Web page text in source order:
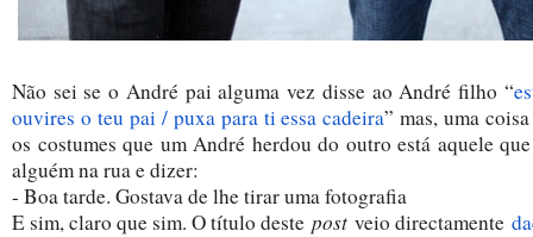
Não sei se o André pai alguma vez disse ao André filho “
ouvires o teu pai / puxa para ti essa cadeira” mas, uma
os costumes que um André herdou do outro está aquele
alguém na rua e dizer:
- Boa tarde. Gostava de lhe tirar uma fotografia
E sim, claro que sim. O título deste post veio directamente